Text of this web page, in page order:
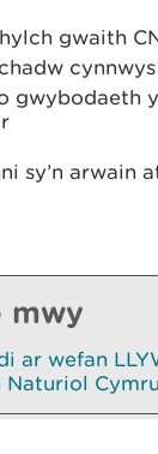
gwaith
gwybodaeth
sy’n arwain
mwy
ar wefan
Naturiol Cymru